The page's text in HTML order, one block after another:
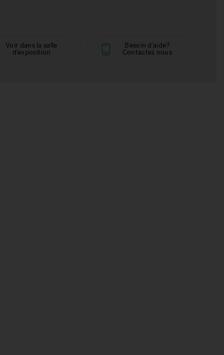
Voir dans la salle
d'exposition
Besoin d'aide?
Contactez nous